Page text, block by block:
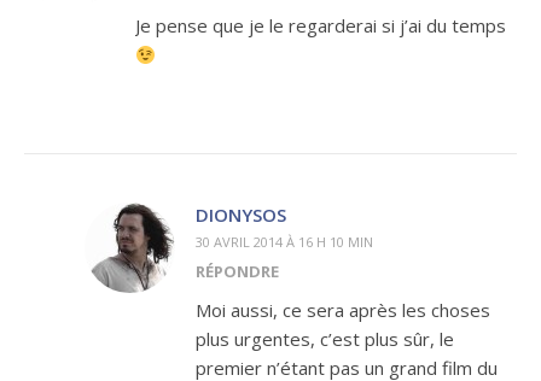
Je pense que je le regarderai si j’ai du temps
DIONYSOS
30 AVRIL 2014 À 16 H 10 MIN
RÉPONDRE
Moi aussi, ce sera après les choses
plus urgentes, c’est plus sûr, le
premier n’étant pas un grand film du